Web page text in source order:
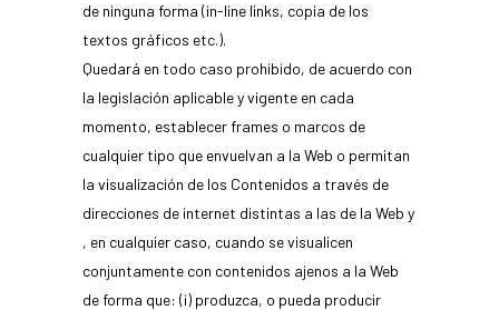
de ninguna forma (in-line links, copia de los
textos gráficos etc.).
Quedará en todo caso prohibido, de acuerdo con
la legislación aplicable y vigente en cada
momento, establecer frames o marcos de
cualquier tipo que envuelvan a la Web o permitan
la visualización de los Contenidos a través de
direcciones de internet distintas a las de la Web y
, en cualquier caso, cuando se visualicen
conjuntamente con contenidos ajenos a la Web
de forma que: (i) produzca, o pueda producir